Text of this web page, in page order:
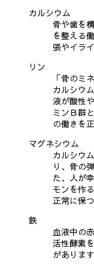
カルシウム
骨や歯を
を整える
張やイラ
リン
「骨のミ
カルシウ
液が酸性
ミンＢ群
の働きを
マグネシウム
カルシウ
り、骨の
た、人が
モンを作
正常に保
鉄
血液中の
活性酵素
があります